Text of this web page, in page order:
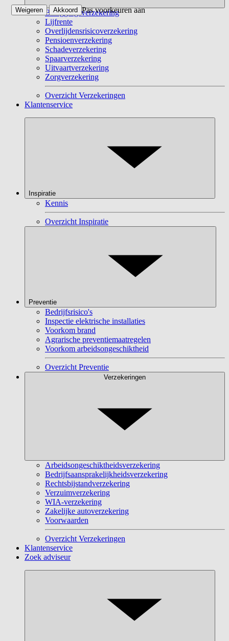
Beleggingsverzekering
Lijfrente
Overlijdensrisicoverzekering
Pensioenverzekering
Schadeverzekering
Spaarverzekering
Uitvaartverzekering
Zorgverzekering
Overzicht Verzekeringen
Klantenservice
Inspiratie
Kennis
Overzicht Inspiratie
Preventie
Bedrijfsrisico's
Inspectie elektrische installaties
Voorkom brand
Agrarische preventiemaatregelen
Voorkom arbeidsongeschiktheid
Overzicht Preventie
Verzekeringen
Arbeidsongeschiktheidsverzekering
Bedrijfsaansprakelijkheidsverzekering
Rechtsbijstandverzekering
Verzuimverzekering
WIA-verzekering
Zakelijke autoverzekering
Voorwaarden
Overzicht Verzekeringen
Klantenservice
Zoek adviseur
Pas voorkeuren aan
Weigeren Akkoord